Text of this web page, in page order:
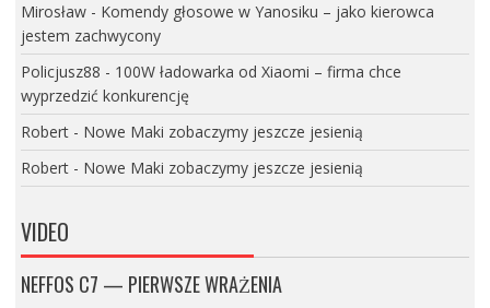
Mirosław- Komendy głosowe w Yanosiku – jako kierowca
jestem zachwycony
Policjusz88 - 100W ładowarka od Xiaomi – firma chce
wyprzedzić konkurencję
Robert- Nowe Maki zobaczymy jeszcze jesienią
Robert- Nowe Maki zobaczymy jeszcze jesienią
VIDEO
NEFFOS C7 — PIERWSZE WRAŻENIA